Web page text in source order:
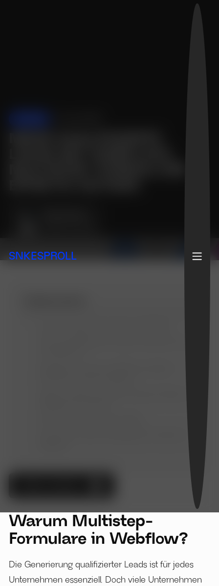
SNKESPROLL
Warum Multistep-
Formulare in Webflow?
Die Generierung qualifizierter Leads ist für jedes
Unternehmen essenziell. Doch viele Unternehmen